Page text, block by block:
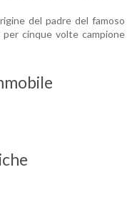
del padre del famoso
per cinque volte campione